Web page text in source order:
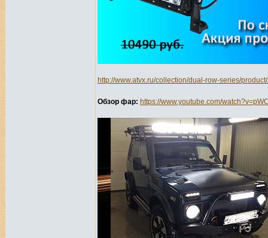
http://www.atvx.ru/collection/dual-row-series/
Обзор фар: https://www.youtube.com/